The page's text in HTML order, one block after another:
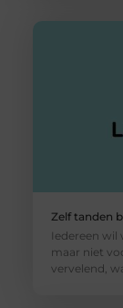
Zelf tanden
Iedereen wil
maar niet
vervelend,